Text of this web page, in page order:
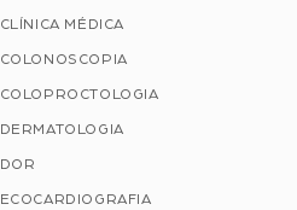
CLÍNICA MÉDICA
COLONOSCOPIA
COLOPROCTOLOGIA
DERMATOLOGIA
DOR
ECOCARDIOGRAFIA